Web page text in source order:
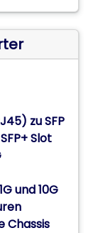
zu SFP
Slot
und 10G
Chassis